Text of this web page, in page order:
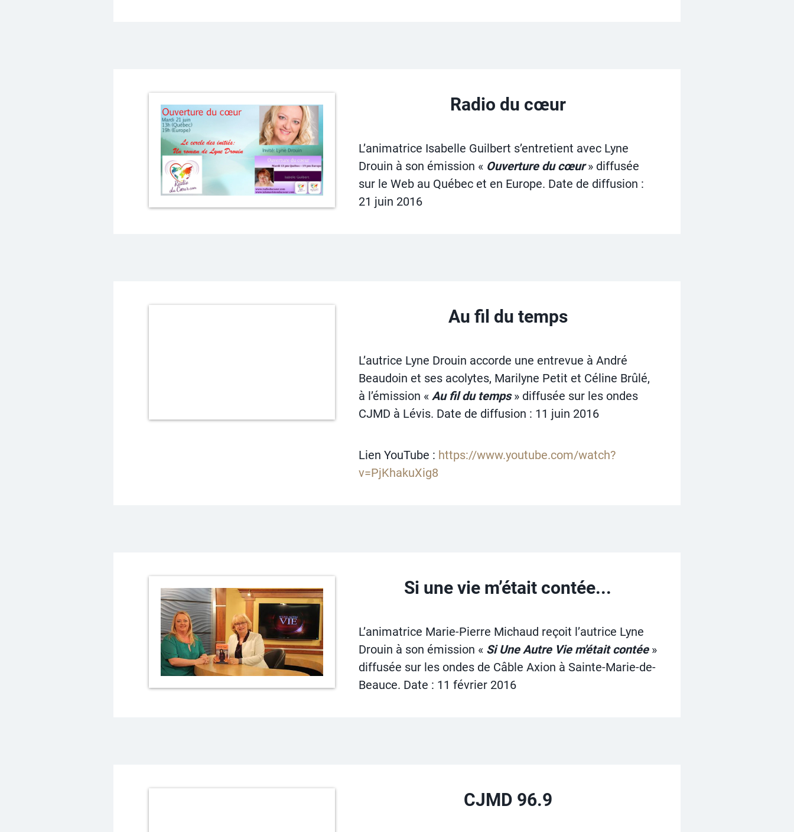
Radio du cœur
L’animatrice Isabelle Guilbert s’entretient avec Lyne
Drouin à son émission « Ouverture du cœur» diffusée
sur le Web au Québec et en Europe. Date de diffusion :
21 juin 2016
Au fil du temps
L’autrice Lyne Drouin accorde une entrevue à André
Beaudoin et ses acolytes, Marilyne Petit et Céline Brûlé,
à l’émission « Au fil du temps» diffusée sur les ondes
CJMD à Lévis. Date de diffusion : 11 juin 2016
Lien YouTube : https://www.youtube.com/watch?
v=PjKhakuXig8
Si une vie m’était contée...
L’animatrice Marie-Pierre Michaud reçoit l’autrice Lyne
Drouin à son émission « Si Une Autre Vie m'était contée »
diffusée sur les ondes de Câble Axion à Sainte-Marie-de-
Beauce. Date : 11 février 2016
CJMD 96.9